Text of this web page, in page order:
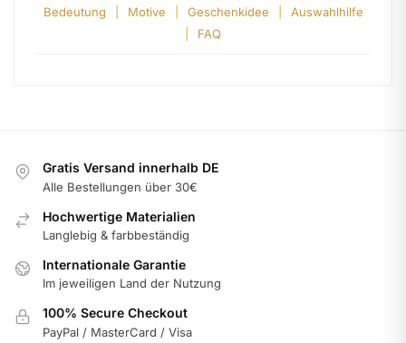
Bedeutung
Motive Geschenkidee
Auswahlhilfe
FAQ
Gratis Versand innerhalb DE
Alle Bestellungen über 30€
Hochwertige Materialien
Langlebig & farbbeständig
Internationale Garantie
Im jeweiligen Land der Nutzung
100% Secure Checkout
PayPal / MasterCard / Visa